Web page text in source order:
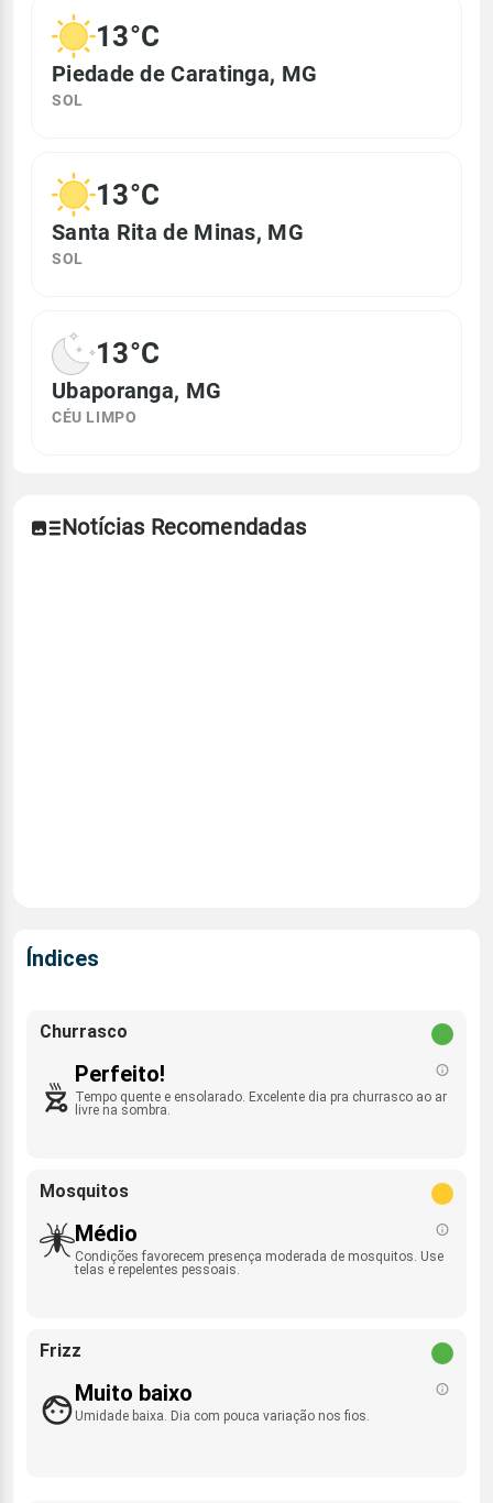
13°C
Piedade de Caratinga, MG
SOL
13°C
Santa Rita de Minas, MG
SOL
13°C
Ubaporanga, MG
CÉU LIMPO
Notícias Recomendadas
Índices
Churrasco
Perfeito!
Tempo quente e ensolarado. Excelente dia pra churrasco ao ar
livre na sombra.
Mosquitos
Médio
Condições favorecem presença moderada de mosquitos. Use
telas e repelentes pessoais.
Frizz
Muito baixo
Umidade baixa. Dia com pouca variação nos fios.